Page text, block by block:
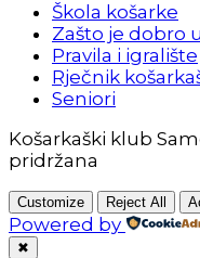
Škola košarke
Zašto je dobro
Pravila i igralište
Rječnik
Seniori
Košarkaški klub
pridržana
Customize Reject All
Powered by
✖